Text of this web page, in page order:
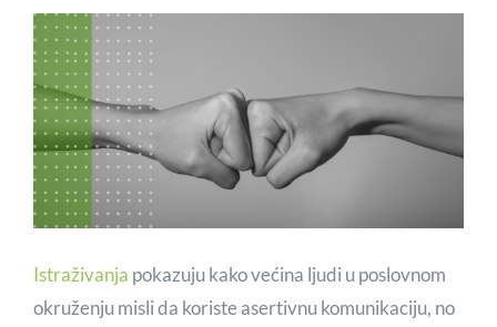
Istraživanja pokazuju kako većina ljudi u poslovnom
okruženju misli da koriste asertivnu komunikaciju, no